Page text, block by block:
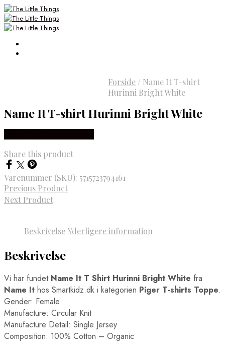
Forside / Name It T-shirt
Hurinni Bright White
Name It T-shirt Hurinni Bright White
Share this product
Varenummer (SKU): 5715723794161
Previous Product
Next Product
Beskrivelse Yderligere information
Beskrivelse
Vi har fundet Name It T Shirt Hurinni Bright White fra
Name It hos Smartkidz.dk i kategorien Piger T-shirts Toppe.
Gender: Female
Manufacture: Circular Knit
Manufacture Detail: Single Jersey
Composition: 100% Cotton – Organic